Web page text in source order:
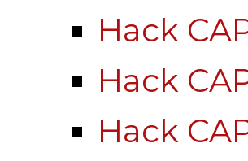
Hack
Hack
Hack